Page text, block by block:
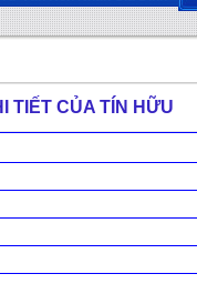
TIẾT CỦA TÍN HỮU